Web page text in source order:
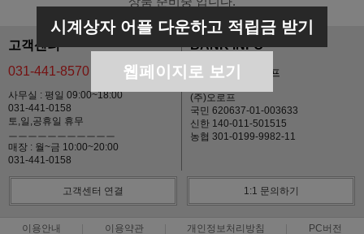
고객센터
031-441-8570
사무실 : 평일 09:00~18:00
031-441-0158
토,일,공휴일 휴무
ㅡㅡㅡㅡㅡㅡㅡㅡㅡㅡㅡ
매장 : 월~금 10:00~20:00
031-441-0158
BANK INFO
예금주 : (주)오로프
(주)오로프
국민 620637-01-003633
신한 140-011-501515
농협 301-0199-9982-11
고객센터 연결 1:1 문의하기
이용안내 이용약관 개인정보처리방침 PC버전
시계상자 어플 다운하고 적립금 받기
웹페이지로 보기